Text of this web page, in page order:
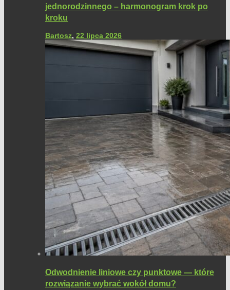
jednorodzinnego – harmonogram krok po
kroku
Bartosz, 22 lipca 2026
Odwodnienie liniowe czy punktowe — które
rozwiązanie wybrać wokół domu?